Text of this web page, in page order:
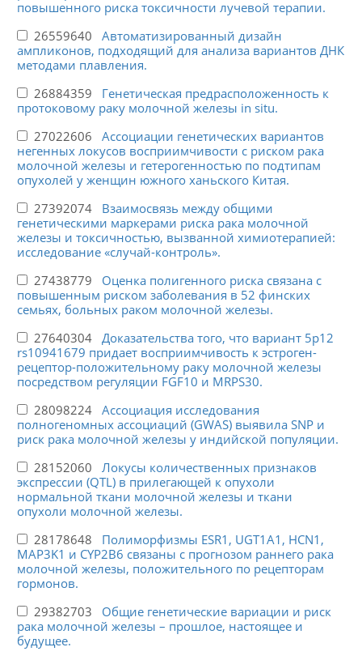
повышенного риска токсичности лучевой терапии.
26559640 Автоматизированный дизайн
ампликонов, подходящий для анализа вариантов ДНК
методами плавления.
26884359 Генетическая предрасположенность к
протоковому раку молочной железы in situ.
27022606 Ассоциации генетических вариантов
негенных локусов восприимчивости с риском рака
молочной железы и гетерогенностью по подтипам
опухолей у женщин южного ханьского Китая.
27392074 Взаимосвязь между общими
генетическими маркерами риска рака молочной
железы и токсичностью, вызванной химиотерапией:
исследование «случай-контроль».
27438779 Оценка полигенного риска связана с
повышенным риском заболевания в 52 финских
семьях, больных раком молочной железы.
27640304 Доказательства того, что вариант 5p12
rs10941679 придает восприимчивость к эстроген-
рецептор-положительному раку молочной железы
посредством регуляции FGF10 и MRPS30.
28098224 Ассоциация исследования
полногеномных ассоциаций (GWAS) выявила SNP и
риск рака молочной железы у индийской популяции.
28152060 Локусы количественных признаков
экспрессии (QTL) в прилегающей к опухоли
нормальной ткани молочной железы и ткани
опухоли молочной железы.
28178648 Полиморфизмы ESR1, UGT1A1, HCN1,
MAP3K1 и CYP2B6 связаны с прогнозом раннего рака
молочной железы, положительного по рецепторам
гормонов.
29382703 Общие генетические вариации и риск
рака молочной железы – прошлое, настоящее и
будущее.